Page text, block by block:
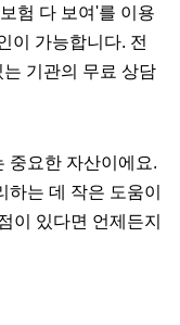
험 다 보여'를 이용
이 가능합니다. 전
기관의 무료 상담
중요한 자산이에요.
는 데 작은 도움이
이 있다면 언제든지